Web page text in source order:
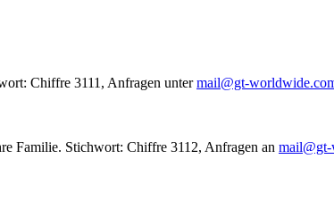
Chiffre 3111, Anfragen untermail@gt-
Familie. Stichwort: Chiffre 3112, Anfragen an